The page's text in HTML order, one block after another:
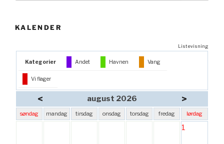
KALENDER
Listevisning
Kategorier Andet Havnen Vang
Vi flager
< august 2026 >
søndag mandag tirsdag onsdag torsdag fredag lørdag
1